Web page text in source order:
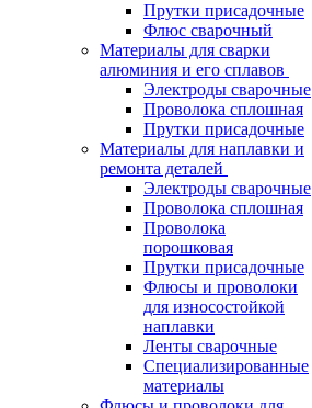
Прутки присадочные
Флюс сварочный
Материалы для сварки
алюминия и его сплавов
Электроды сварочные
Проволока сплошная
Прутки присадочные
Материалы для наплавки и
ремонта деталей
Электроды сварочные
Проволока сплошная
Проволока
порошковая
Прутки присадочные
Флюсы и проволоки
для износостойкой
наплавки
Ленты сварочные
Специализированные
материалы